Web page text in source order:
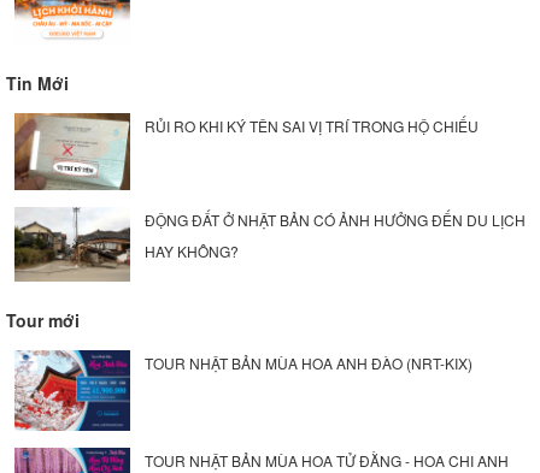
Tin Mới
RỦI RO KHI KÝ TÊN SAI VỊ TRÍ TRONG HỘ CHIẾU
ĐỘNG ĐẤT Ở NHẬT BẢN CÓ ẢNH HƯỞNG ĐẾN DU LỊCH
HAY KHÔNG?
Tour mới
TOUR NHẬT BẢN MÙA HOA ANH ĐÀO (NRT-KIX)
TOUR NHẬT BẢN MÙA HOA TỬ ĐẰNG - HOA CHI ANH